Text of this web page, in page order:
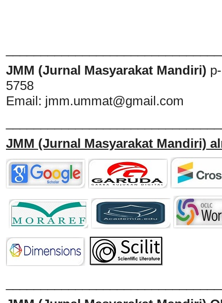
JMM (Jurnal Masyarakat Mandiri)
5758
Email: jmm.ummat@gmail.com
JMM (Jurnal Masyarakat Mandiri)